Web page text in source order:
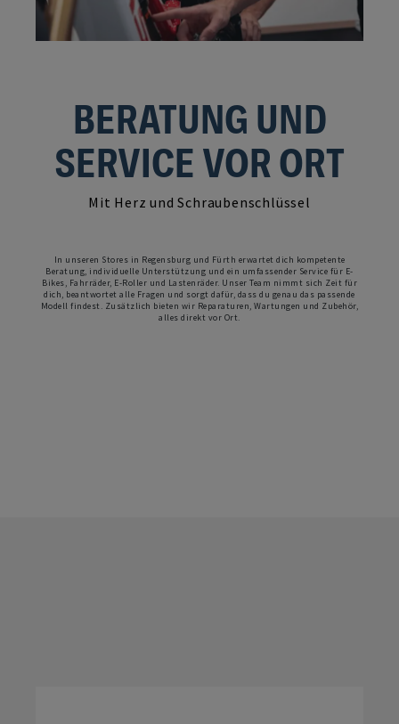
BERATUNG UND
SERVICE VOR ORT
Mit Herz und Schraubenschlüssel
In unseren Stores in Regensburg und Fürth erwartet dich kompetente
Beratung, individuelle Unterstützung und ein umfassender Service für E-
Bikes, Fahrräder, E-Roller und Lastenräder. Unser Team nimmt sich Zeit für
dich, beantwortet alle Fragen und sorgt dafür, dass du genau das passende
Modell findest. Zusätzlich bieten wir Reparaturen, Wartungen und Zubehör,
alles direkt vor Ort.